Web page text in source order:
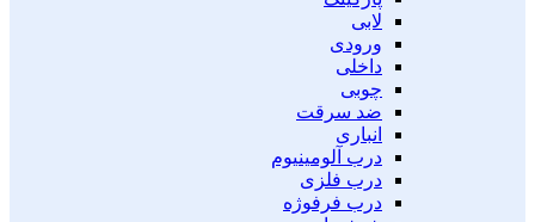
لابی
ورودی
داخلی
چوبی
ضد سرقت
انباری
درب آلومینیوم
درب فلزی
درب فرفوژه